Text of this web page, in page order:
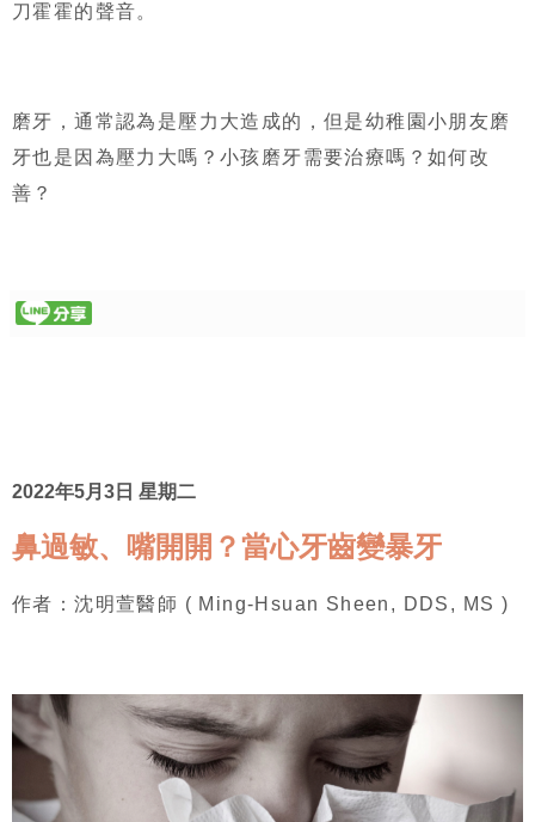
刀霍霍的聲音。
磨牙，通常認為是壓力大造成的，但是幼稚園小朋友磨
牙也是因為壓力大嗎？小孩磨牙需要治療嗎？如何改
善？
2022年5月3日 星期二
鼻過敏、嘴開開？當心牙齒變暴牙
作者：沈明萱醫師 ( Ming-Hsuan Sheen, DDS, MS )